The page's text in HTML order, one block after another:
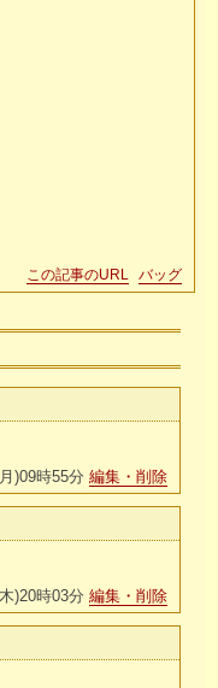
この記事のURL バッグ
)09時55分 編集・削除
)20時03分 編集・削除